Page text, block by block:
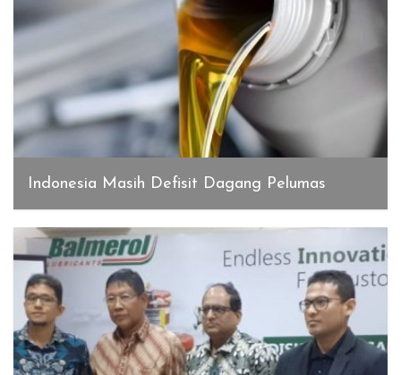
Indonesia Masih Defisit Dagang Pelumas
Desember 23, 2019